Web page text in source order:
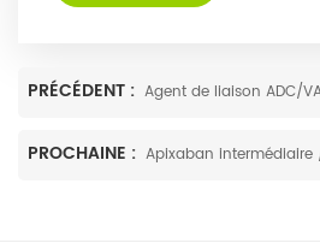
PRÉCÉDENT : Agent de liaison ADC/
PROCHAINE : Apixaban